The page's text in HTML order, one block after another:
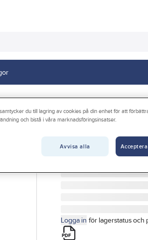
Tätningslist
TÄTNINGSLIST
Logga in för lagerstatus och
du till lagring av cookies på din enhet för att
och bistå i våra marknadsföringsinsatser.
Avvisa alla